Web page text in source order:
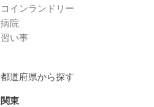
コインランドリー
病院
習い事
都道府県から探す
関東